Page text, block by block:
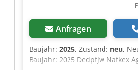
Anfragen
Baujahr: 2025, Zustand: neu,
Baujahr: 2025 Dedpfjw Nafkex